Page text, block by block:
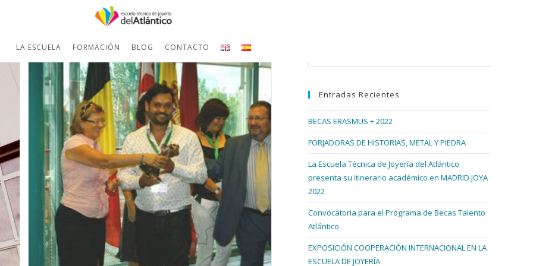
LA ESCUELA FORMACIÓN BLOG CONTACTO
Escape
Entradas Recientes
BECAS ERASMUS + 2022
FORJADORAS DE HISTORIAS, METAL Y PIEDRA
La Escuela Técnica de Joyería del Atlántico
presenta su itinerario académico en MADRID JOYA
2022
Convocatoria para el Programa de Becas Talento
Atlántico
EXPOSICIÓN COOPERACIÓN INTERNACIONAL EN LA
ESCUELA DE JOYERÍA